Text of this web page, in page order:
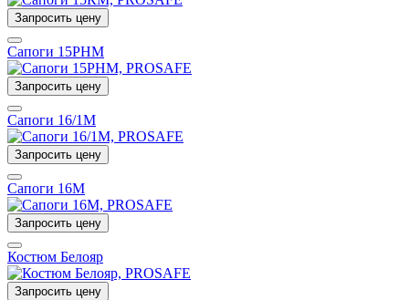
Запросить цену
Сапоги 15РНМ
Запросить цену
Сапоги 16/1М
Запросить цену
Сапоги 16М
Запросить цену
Костюм Белояр
Запросить цену